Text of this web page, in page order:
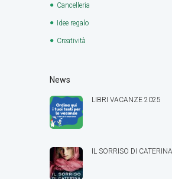
Cancelleria
Idee regalo
Creatività
News
LIBRI VACANZE 2025
IL SORRISO DI